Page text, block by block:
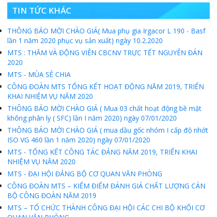
MTS -10 sự kiện nổi bật năm 2022
Bản tin số 358- Vinacomin news
COMINLUB - TỰ HÀO CHẶNG ĐƯỜNG 25 NĂM
TKV đẩy mạnh lộ trình tái cơ cấu
MTS - GIỚI THIỆU SẢN PHẨM COMINLUB HFS
MTS - ĐẢM BẢO CHẤT LƯỢNG VẬT TƯ NGÀNH MỎ
MTS: 60 NĂM TIÊN PHONG KIẾN TẠO GIÁ TRỊ BỀN VỮNG
Video quy trình Bỏ phiếu Bầu cử sắp tới
MTS: KHÁNH THÀNH CỬA HÀNG XĂNG DẦU CẨM PHẢ
MTS: 5 NĂM - TỪ ĐẠI HỘI ĐẾN ĐẠI HỘI
TIN TỨC KHÁC
THÔNG BÁO MỜI CHÀO GIÁ( Mua phụ gia Irgacor L 190 - Basf
lần 1 năm 2020 phục vụ sản xuất) ngày 10.2.2020
MTS : THĂM VÀ ĐỘNG VIÊN CBCNV TRỰC TẾT NGUYÊN ĐÁN
2020
MTS - MÙA SẺ CHIA
CÔNG ĐOÀN MTS TỔNG KẾT HOẠT ĐỘNG NĂM 2019, TRIỂN
KHAI NHIỆM VỤ NĂM 2020
THÔNG BÁO MỜI CHÀO GIÁ ( Mua 03 chất hoạt động bề mặt
không phân ly ( SFC) lần I năm 2020) ngày 07/01/2020
THÔNG BÁO MỜI CHÀO GIÁ ( mua dầu gốc nhóm I cấp độ nhớt
ISO VG 460 lần 1 năm 2020) ngày 07/01/2020
MTS - TỔNG KẾT CÔNG TÁC ĐẢNG NĂM 2019, TRIỂN KHAI
NHIỆM VỤ NĂM 2020
MTS - ĐẠI HỘI ĐẢNG BỘ CƠ QUAN VĂN PHÒNG
CÔNG ĐOÀN MTS – KIỂM ĐIỂM ĐÁNH GIÁ CHẤT LƯỢNG CÁN
BỘ CÔNG ĐOÀN NĂM 2019
MTS – TỔ CHỨC THÀNH CÔNG ĐẠI HỘI CÁC CHI BỘ KHỐI CƠ